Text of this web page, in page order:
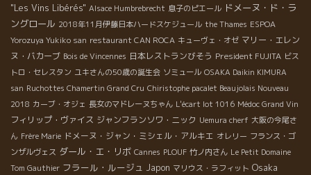
"Les Vins Libérés" Alsace Humbrebrecht 息子のピエール ドメーヌ・ド・ラ
ングロール 2018年11月伊藤日本ハードスケジュール the Thames ESPOA
Yorozuya Yukiko san restaurant CAN ROCA キューヴェ・オゼ マリー・エレン
ヌ・バカーブ Bois de Vincennes 日本レストランびそう President FUJITA ビス
トロ・セレスタン ユキさんの50歳の誕生会 ソミュール OSAKA Daikin KIMURA
san Ruchottes Chamertin Grand Cru Chiristophe pacalet Beaujolais Nouveau
2018 カーブ・オジェ 長女のマドレーヌちゃん L'écart lot 1016 Médoc Grand Vin
フィリップ・ヴァイス ジャンフランソワ・ニック Uemura cherf 大阪の今尾さ
ん Frère Marie ドメーヌ・ジャン・ミシェル・アルキエ オレリー フランス・ゴ
ンザルヴェス ダール・エ・リボ Cannes PLOUF 竹ノ内さん Le Petit Domaine
Tom Gauthier フラール・ルージュ Japon マリウス・ラフィット Osaka